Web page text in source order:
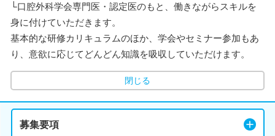
└口腔外科学会専門医・認定医のもと、働きながらスキルを
身に付けていただきます。
基本的な研修カリキュラムのほか、学会やセミナー参加もあ
り、意欲に応じてどんどん知識を吸収していただけます。
閉じる
募集要項